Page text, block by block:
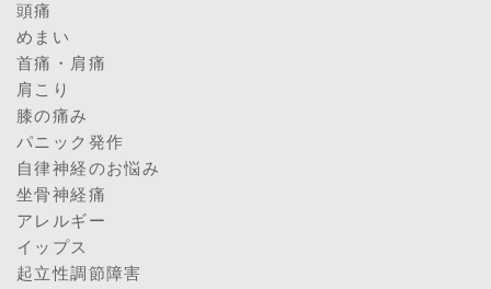
頭痛
めまい
首痛・肩痛
肩こり
膝の痛み
パニック発作
自律神経のお悩み
坐骨神経痛
アレルギー
イップス
起立性調節障害